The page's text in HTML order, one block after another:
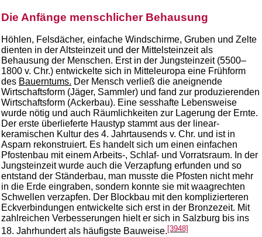
Die Anfänge menschlicher Behausung
Höhlen, Felsdächer, einfache Windschirme, Gruben und Zelte
dienten in der Altsteinzeit und der Mittelsteinzeit als
Behausung der Menschen. Erst in der Jungsteinzeit (5500–
1800 v. Chr.) entwickelte sich in Mitteleuropa eine Frühform
des Bauerntums. Der Mensch verließ die aneignende
Wirtschaftsform (Jäger, Sammler) und fand zur produzierenden
Wirtschaftsform (Ackerbau). Eine sesshafte Lebensweise
wurde nötig und auch Räumlichkeiten zur Lagerung der Ernte.
Der erste überlieferte Haustyp stammt aus der linear-
keramischen Kultur des 4. Jahrtausends v. Chr. und ist in
Asparn rekonstruiert. Es handelt sich um einen einfachen
Pfostenbau mit einem Arbeits-, Schlaf- und Vorratsraum. In der
Jungsteinzeit wurde auch die Verzapfung erfunden und so
entstand der Ständerbau, man musste die Pfosten nicht mehr
in die Erde eingraben, sondern konnte sie mit waagrechten
Schwellen verzapfen. Der Blockbau mit den komplizierteren
Eckverbindungen entwickelte sich erst in der Bronzezeit. Mit
zahlreichen Verbesserungen hielt er sich in Salzburg bis ins
18. Jahrhundert als häufigste Bauweise.[3948]